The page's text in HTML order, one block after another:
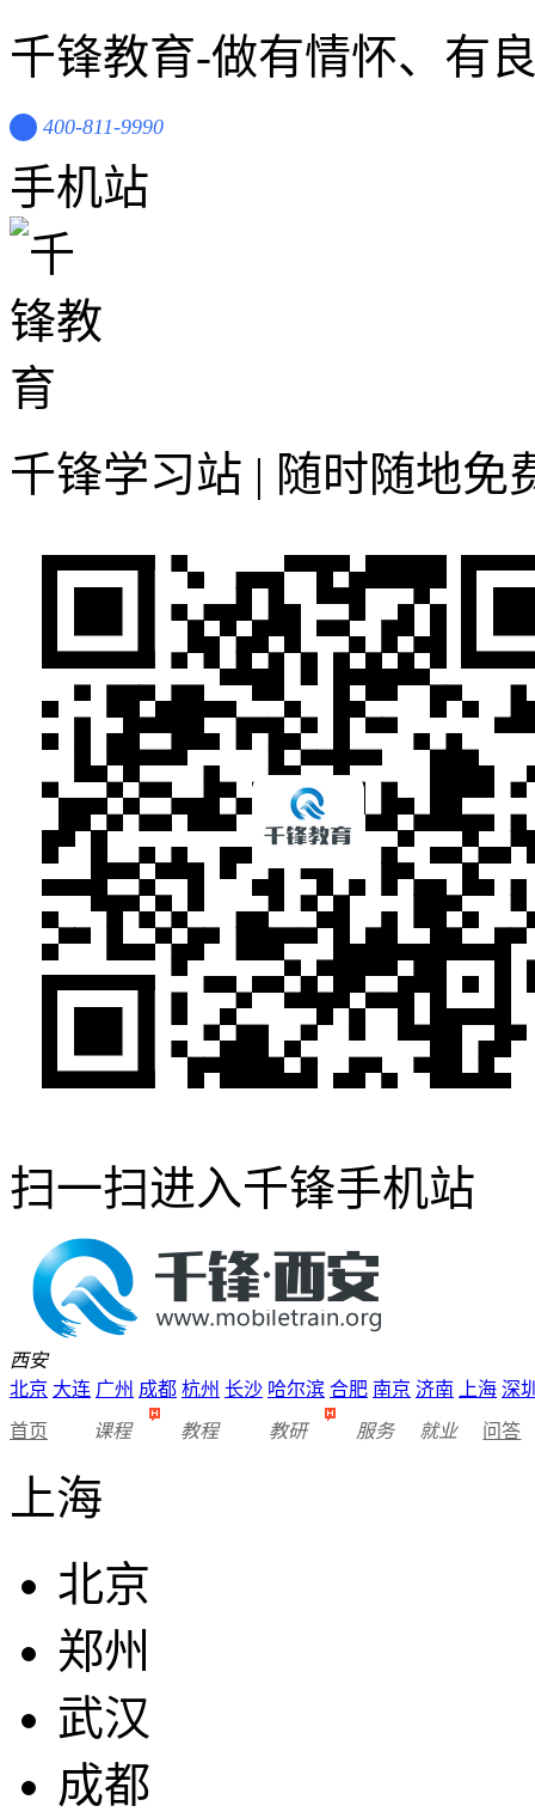
千锋教育-做有情怀、有
400-811-9990
手机站
千锋学习站 | 随时随地免
扫一扫进入千锋手机站
西安
北京 大连 广州 成都 杭州 长沙 哈尔滨 合肥 南京 济南 上海 深
首页 课程 教程 教研 服务 就业 问答
上海
北京
郑州
武汉
成都